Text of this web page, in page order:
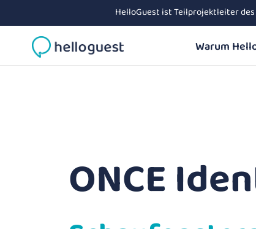
HelloGuest ist Teilprojektleiter
Warum
ONCE